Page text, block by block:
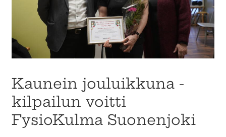
Kaunein jouluikkuna -
kilpailun voitti
FysioKulma Suonenjoki